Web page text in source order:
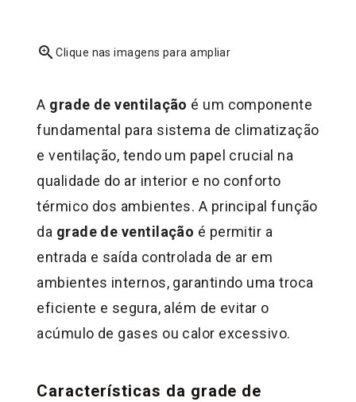
zoom_inClique nas imagens para ampliar
A grade de ventilação é um componente
fundamental para sistema de climatização
e ventilação, tendo um papel crucial na
qualidade do ar interior e no conforto
térmico dos ambientes. A principal função
da grade de ventilação é permitir a
entrada e saída controlada de ar em
ambientes internos, garantindo uma troca
eficiente e segura, além de evitar o
acúmulo de gases ou calor excessivo.
Características da grade de